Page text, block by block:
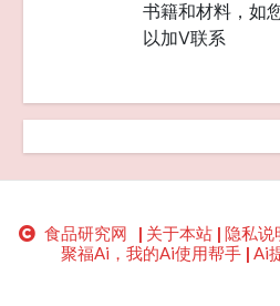
书籍和材料，如
以加V联系
食品研究网 | 关于本站 | 隐私说
聚福Ai，我的Ai使用帮手 | Ai